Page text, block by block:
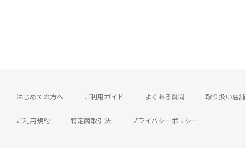
はじめての方へ ご利用ガイド よくある質問 取り扱い店舗
ご利用規約 特定商取引法 プライバシーポリシー